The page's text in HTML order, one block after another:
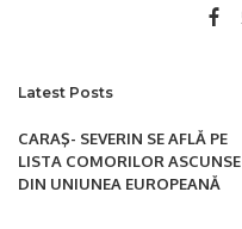
Latest Posts
CARAŞ- SEVERIN SE AFLĂ PE
LISTA COMORILOR ASCUNSE
DIN UNIUNEA EUROPEANĂ